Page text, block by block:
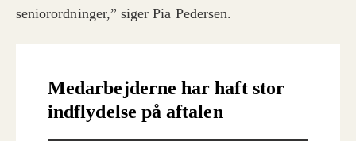
seniorordninger,” siger Pia Pedersen.
Medarbejderne har haft stor
indflydelse på aftalen